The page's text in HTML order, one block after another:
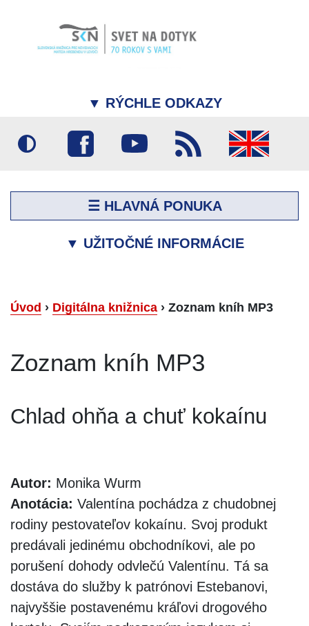
▼ RÝCHLE ODKAZY
☰ HLAVNÁ PONUKA
▼ UŽITOČNÉ INFORMÁCIE
Úvod › Digitálna knižnica › Zoznam kníh MP3
Zoznam kníh MP3
Chlad ohňa a chuť kokaínu
Autor: Monika Wurm
Anotácia: Valentína pochádza z chudobnej
rodiny pestovateľov kokaínu. Svoj produkt
predávali jedinému obchodníkovi, ale po
porušení dohody odvlečú Valentínu. Tá sa
dostáva do služby k patrónovi Estebanovi,
najvyššie postavenému kráľovi drogového